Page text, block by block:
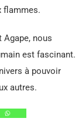
flammes.
Agape, nous
est fascinant.
à pouvoir
autres.